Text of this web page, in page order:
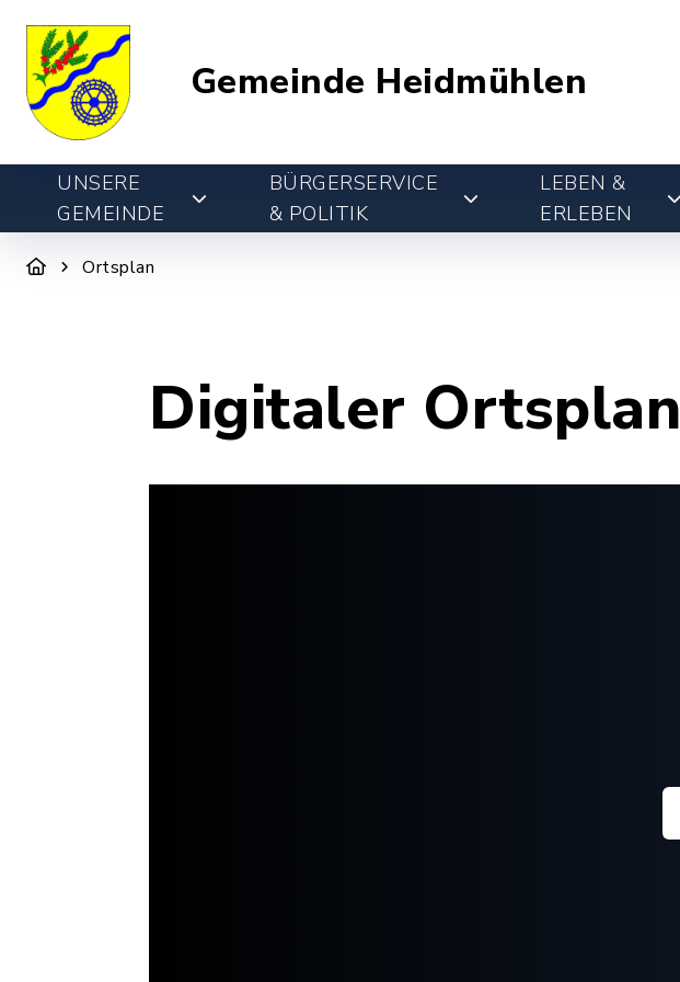
Gemeinde Heidmühlen
UNSERE
GEMEINDE
BÜRGERSERVICE
& POLITIK
LEBEN &
ERLEBEN
Ortsplan
Digitaler Ortsplan